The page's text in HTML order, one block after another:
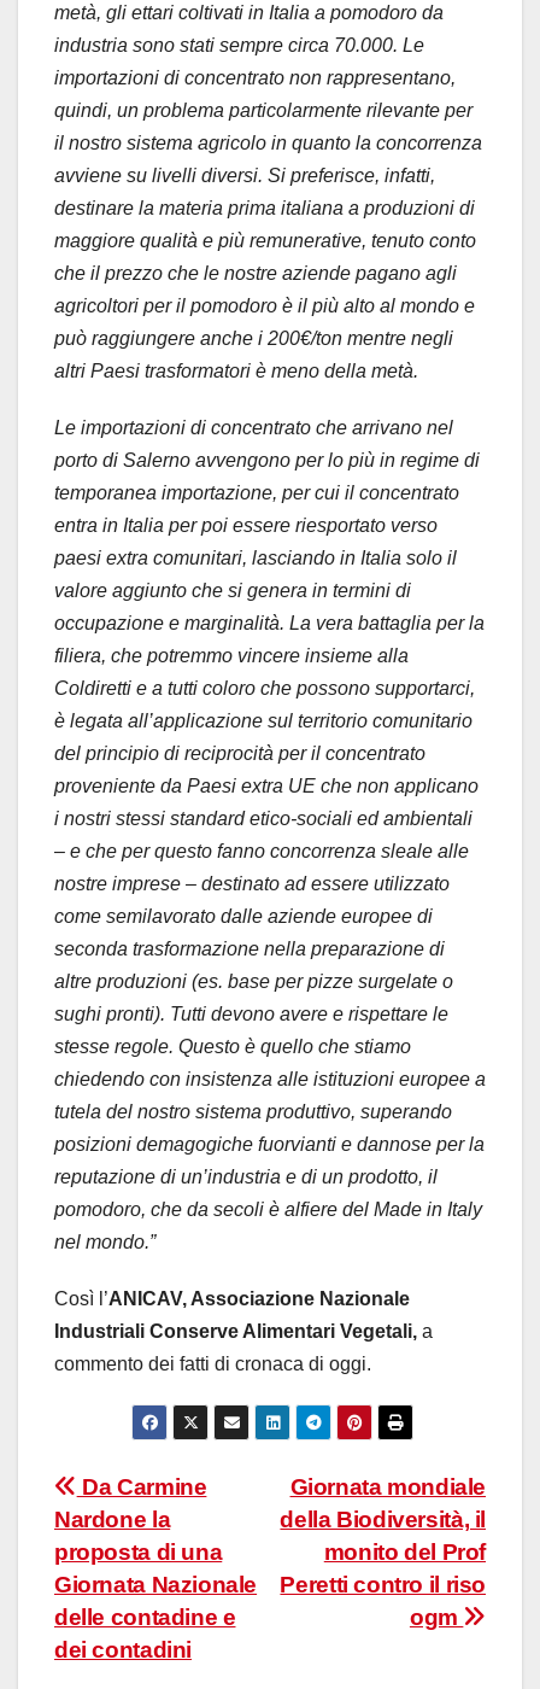
metà, gli ettari coltivati in Italia a pomodoro da
industria sono stati sempre circa 70.000. Le
importazioni di concentrato non rappresentano,
quindi, un problema particolarmente rilevante per
il nostro sistema agricolo in quanto la concorrenza
avviene su livelli diversi. Si preferisce, infatti,
destinare la materia prima italiana a produzioni di
maggiore qualità e più remunerative, tenuto conto
che il prezzo che le nostre aziende pagano agli
agricoltori per il pomodoro è il più alto al mondo e
può raggiungere anche i 200€/ton mentre negli
altri Paesi trasformatori è meno della metà.
Le importazioni di concentrato che arrivano nel
porto di Salerno avvengono per lo più in regime di
temporanea importazione, per cui il concentrato
entra in Italia per poi essere riesportato verso
paesi extra comunitari, lasciando in Italia solo il
valore aggiunto che si genera in termini di
occupazione e marginalità. La vera battaglia per la
filiera, che potremmo vincere insieme alla
Coldiretti e a tutti coloro che possono supportarci,
è legata all’applicazione sul territorio comunitario
del principio di reciprocità per il concentrato
proveniente da Paesi extra UE che non applicano
i nostri stessi standard etico-sociali ed ambientali
– e che per questo fanno concorrenza sleale alle
nostre imprese – destinato ad essere utilizzato
come semilavorato dalle aziende europee di
seconda trasformazione nella preparazione di
altre produzioni (es. base per pizze surgelate o
sughi pronti). Tutti devono avere e rispettare le
stesse regole. Questo è quello che stiamo
chiedendo con insistenza alle istituzioni europee a
tutela del nostro sistema produttivo, superando
posizioni demagogiche fuorvianti e dannose per la
reputazione di un’industria e di un prodotto, il
pomodoro, che da secoli è alfiere del Made in Italy
nel mondo.”
Così l’ANICAV, Associazione Nazionale
Industriali Conserve Alimentari Vegetali, a
commento dei fatti di cronaca di oggi.
Navigazione
articoli
Giornata mondiale
della Biodiversità, il
monito del Prof
Peretti contro il riso
ogm
Da Carmine
Nardone la
proposta di una
Giornata Nazionale
delle contadine e
dei contadini